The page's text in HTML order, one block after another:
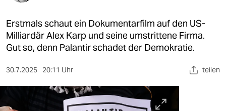
berlin
verlag
Erstmals schaut ein Dokumentarfilm auf den US-
Milliardär Alex Karp und seine umstrittene Firma.
Gut so, denn Palantir schadet der Demokratie.
30.7.2025 20:11 Uhr teilen